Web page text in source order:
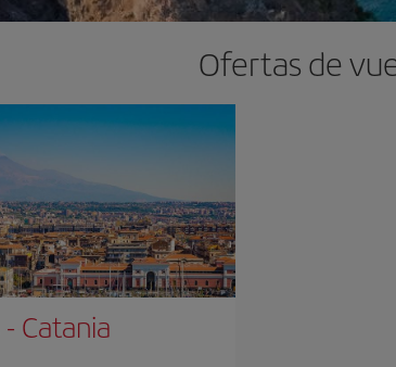
Ofertas de
- Catania